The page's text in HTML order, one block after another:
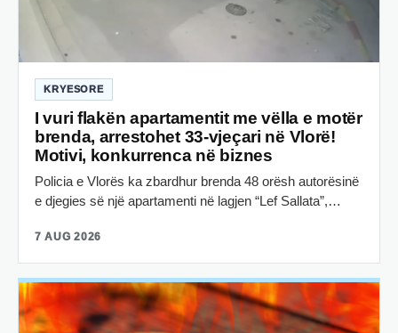
KRYESORE
I vuri flakën apartamentit me vëlla e motër
brenda, arrestohet 33-vjeçari në Vlorë!
Motivi, konkurrenca në biznes
Policia e Vlorës ka zbardhur brenda 48 orësh autorësinë
e djegies së një apartamenti në lagjen “Lef Sallata”,…
7 AUG 2026